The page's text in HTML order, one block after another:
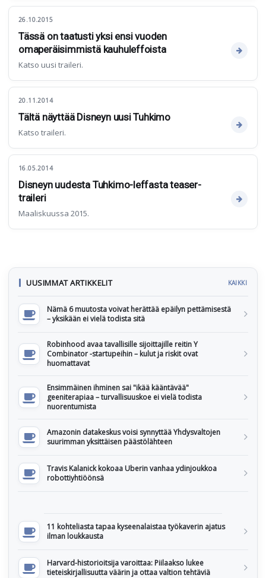
26.10.2015
Tässä on taatusti yksi ensi vuoden
omaperäisimmistä kauhuleffoista
Katso uusi traileri.
20.11.2014
Tältä näyttää Disneyn uusi Tuhkimo
Katso traileri.
16.05.2014
Disneyn uudesta Tuhkimo-leffasta teaser-
traileri
Maaliskuussa 2015.
UUSIMMAT ARTIKKELIT KAIKKI
Nämä 6 muutosta voivat herättää epäilyn pettämisestä
– yksikään ei vielä todista sitä
Robinhood avaa tavallisille sijoittajille reitin Y
Combinator -startupeihin – kulut ja riskit ovat
huomattavat
Ensimmäinen ihminen sai "ikää kääntävää"
geeniterapiaa – turvallisuuskoe ei vielä todista
nuorentumista
Amazonin datakeskus voisi synnyttää Yhdysvaltojen
suurimman yksittäisen päästölähteen
Travis Kalanick kokoaa Uberin vanhaa ydinjoukkoa
robottiyhtiöönsä
11 kohteliasta tapaa kyseenalaistaa työkaverin ajatus
ilman loukkausta
Harvard-historioitsija varoittaa: Piilaakso lukee
tieteiskirjallisuutta väärin ja ottaa valtion tehtäviä